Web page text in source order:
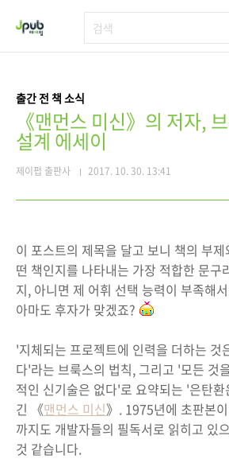
출간 전 책 소식
《맨먼스 미신》의 저자,
설계 에세이
제이펍 출판사 2017. 10. 30. 13:41
이 포스트의 제목을 달고 보니 책의 부
떤 책인지를 나타내는 가장 적합한 문구
지, 아니면 제 어휘 선택 능력이 부족해
아마도 후자가 맞겠죠?
'지체되는 프로젝트에 인력을 더하는 것
다'라는 브룩스의 법칙, 그리고 '모든 것
적인 신기술은 없다'로 요약되는 '은탄
긴 《맨먼스 미신》. 1975년에 초판본
까지도 개발자들의 필독서로 읽히고 있
것 같습니다.